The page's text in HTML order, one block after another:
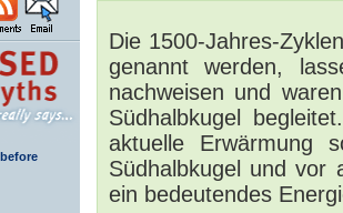
Die 1500-Jahres-
genannt werden,
nachweisen und
Südhalbkugel
aktuelle Erwärmung
Südhalbkugel und vor
ein bedeutendes